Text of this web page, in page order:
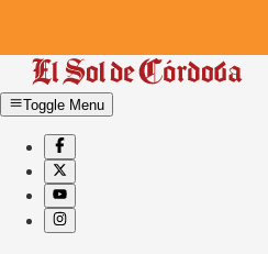
Toggle Menu